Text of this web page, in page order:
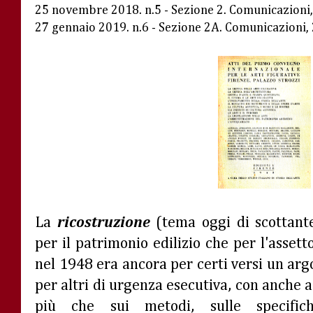
25 novembre 2018. n.5 - Sezione 2.
27 gennaio 2019. n.6 - Sezione 2A. Comunicazioni,
La ricostruzione(tema oggi di
per il patrimonio edilizio che per
nel 1948 era ancora per certi versi un
per altri di urgenza esecutiva, con anche
più che sui metodi, sulle